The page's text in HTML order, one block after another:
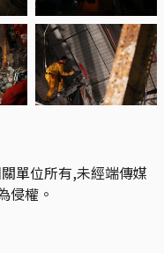
單位所有,未經端傳媒
侵權。